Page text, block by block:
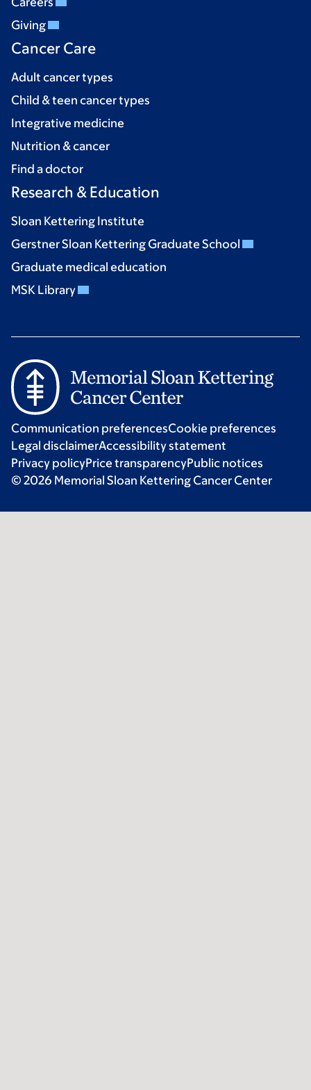
Giving
Cancer Care
Adult cancer types
Child & teen cancer types
Integrative medicine
Nutrition & cancer
Find a doctor
Research & Education
Sloan Kettering Institute
Gerstner Sloan Kettering Graduate School
Graduate medical education
MSK Library
Communication preferencesCookie preferences
Legal disclaimerAccessibility statement
Privacy policyPrice transparencyPublic notices
© 2026 Memorial Sloan Kettering Cancer Center